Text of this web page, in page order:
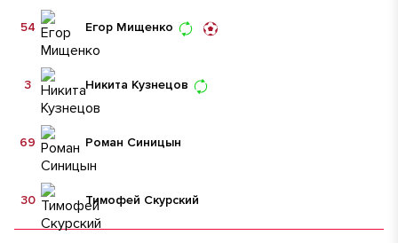
Егор Мищенко
54
Никита Кузнецов
3
Роман Синицын
69
Тимофей Скурский
30